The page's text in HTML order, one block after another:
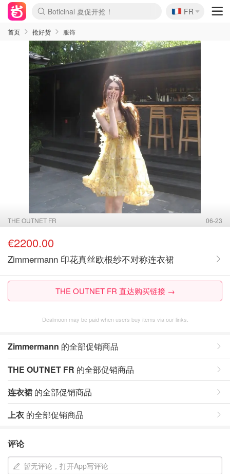
Boticinal 夏促开抢！
4折！lulu周四疯狂上新
还没结束！&OtherStories大促
Joybuy变相75折 随时失效
速领！Stanley独家85折
疑似霸哥！Camper额外叠85折
Zalando 奥莱闪促！每日更新
Moncler反季囤！5折起+叠9折
Coach Brooklyn仅€192
🇫🇷
FR
首页 抢好货 服饰
THE OUTNET FR 06-23
€2200.00
Zimmermann 印花真丝欧根纱不对称连衣裙
THE OUTNET FR 直达购买链接 →
Dealmoon may be paid when users buy items via our links.
Zimmermann 的全部促销商品
THE OUTNET FR 的全部促销商品
连衣裙 的全部促销商品
上衣 的全部促销商品
评论
暂无评论，打开App写评论